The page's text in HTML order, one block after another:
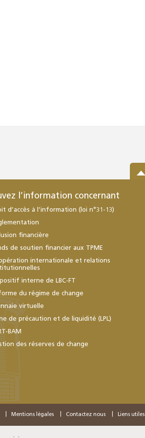
l’information concernant
d’accès à l’information (loi n°31-13)
financière
de soutien financier aux TPME
internationale et relations
interne de LBC-FT
du régime de change
virtuelle
de précaution et de liquidité (LPL)
BAM
des réserves de change
Mentions légales Contactez nous Liens utiles